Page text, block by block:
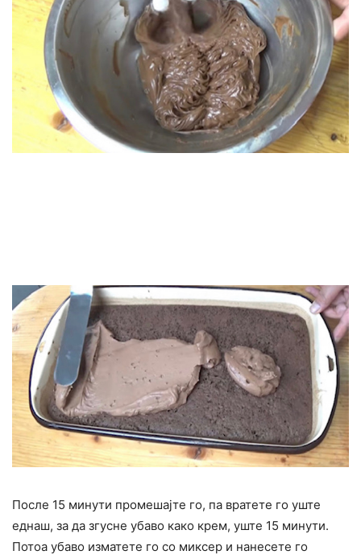
После 15 минути промешајте го, па вратете го уште
еднаш, за да згусне убаво како крем, уште 15 минути.
Потоа убаво изматете го со миксер и нанесете го